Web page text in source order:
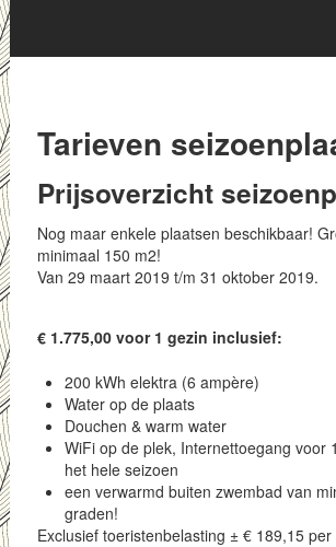
Tarieven
Prijsoverzicht
Nog maar enkele plaatsen beschikbaar!
minimaal 150 m2!
Van 29 maart 2019 t/m 31 oktober 2019.
€ 1.775,00 voor 1 gezin inclusief:
200 kWh elektra (6 ampère)
Water op de plaats
Douchen & warm water
WiFi op de plek, Internettoegang voor
het hele seizoen
een verwarmd buiten zwembad van
graden!
Exclusief toeristenbelasting ± € 189,15 per